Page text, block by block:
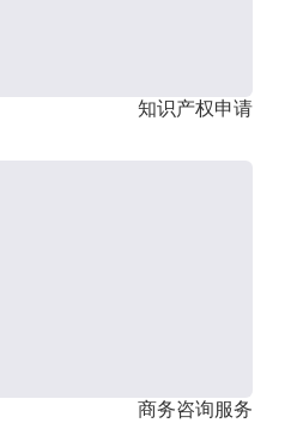
知识产权申请
商务咨询服务